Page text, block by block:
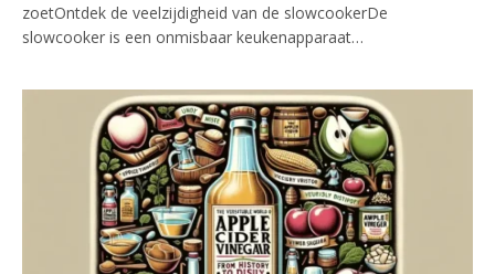
zoetOntdek de veelzijdigheid van de slowcookerDe
slowcooker is een onmisbaar keukenapparaat…